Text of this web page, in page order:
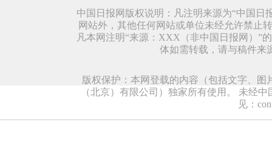
中国日报网版权说明：凡注明来源为“中国
网站外，其他任何网站或单位未经允许禁止
凡本网注明“来源：XXX（非中国日报网）”
体如需转载，请与稿件来
版权保护：本网登载的内容（包括文字、
（北京）有限公司）独家所有使用。 未经
见：